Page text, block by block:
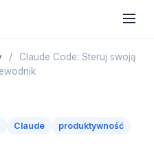
/
Claude Code: Steruj swoją
Claude
produktywność